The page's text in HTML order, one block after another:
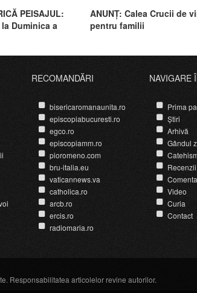
PEISAJUL:
Duminica a
ANUNȚ: Calea Crucii de
pentru familii
RECOMANDĂRI
bisericaromanaunita.ro
episcopiabucuresti.ro
egco.ro
episcopiamm.ro
pioromeno.com
bru-italia.eu
vaticannews.va
catholica.ro
arcb.ro
ercis.ro
radiomaria.ro
NAVIGARE
Prima
Știri
Arhivă
Gândul
Video
Curia
Contact
Responsabilitatea articolelor revine autorilor.